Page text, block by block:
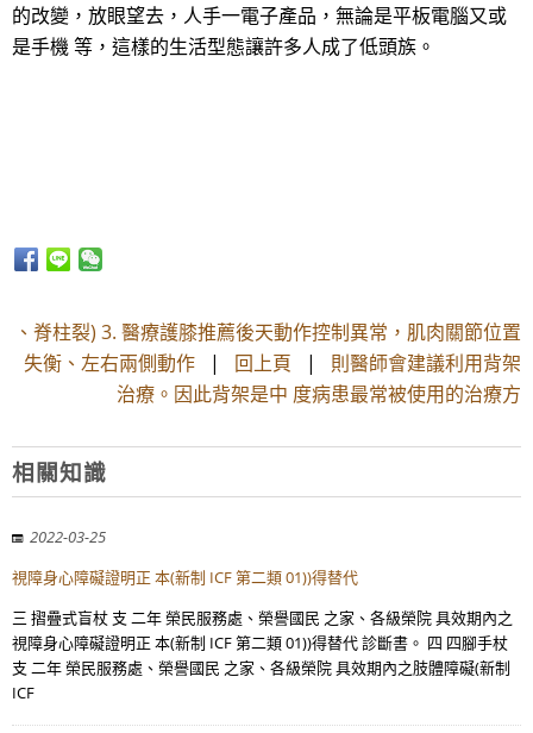
的改變，放眼望去，人手一電子產品，無論是平板電腦又或
是手機 等，這樣的生活型態讓許多人成了低頭族。
、脊柱裂) 3. 醫療護膝推薦後天動作控制異常，肌肉關節位置
失衡、左右兩側動作 | 回上頁 | 則醫師會建議利用背架
治療。因此背架是中 度病患最常被使用的治療方
相關知識
2022-03-25
視障身心障礙證明正 本(新制 ICF 第二類 01))得替代
三 摺疊式盲杖 支 二年 榮民服務處、榮譽國民 之家、各級榮院 具效期內之
視障身心障礙證明正 本(新制 ICF 第二類 01))得替代 診斷書。 四 四腳手杖
支 二年 榮民服務處、榮譽國民 之家、各級榮院 具效期內之肢體障礙(新制
ICF